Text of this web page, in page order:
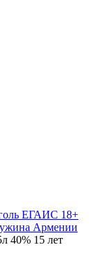
ЕГАИС 18+
Армении
40% 15 лет